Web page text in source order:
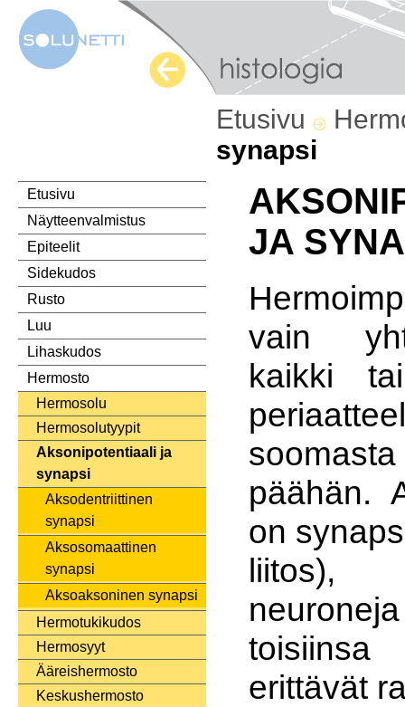
Etusivu
synapsi
Etusivu
Näytteenvalmistus
Epiteelit
Sidekudos
Rusto
Luu
Lihaskudos
Hermosto
Hermosolu
Hermosolutyypit
Aksonipotentiaali ja
synapsi
Aksodentriittinen
synapsi
Aksosomaattinen
synapsi
Aksoaksoninen synapsi
Hermotukikudos
Hermosyyt
Ääreishermosto
Keskushermosto
JA
vain
kaikki
päähän.
on
liitos),
erittävät